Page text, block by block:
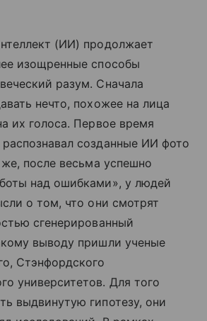
(ИИ) продолжает
изощренные способы
разум. Сначала
нечто, похожее на лица
их голоса. Первое время
созданные ИИ фото
после весьма успешно
над ошибками», у людей
о том, что они смотрят
сгенерированный
выводу пришли ученые
Стэнфордского
университетов. Для того
выдвинутую гипотезу, они